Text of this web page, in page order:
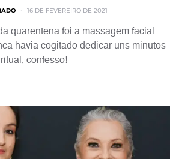
16 DE FEVEREIRO DE 2021
quarentena foi a massagem facial
havia cogitado dedicar uns minutos
confesso!